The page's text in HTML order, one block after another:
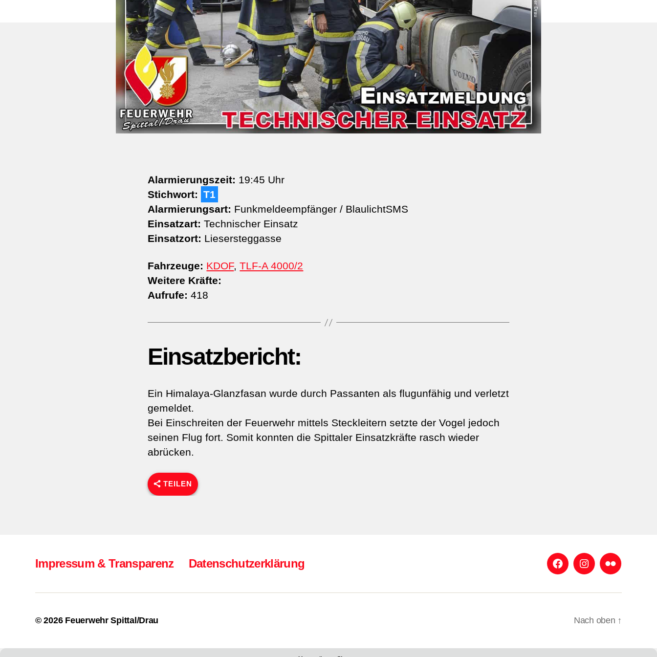
Alarmierungszeit: 19:45 Uhr
Stichwort: T1
Alarmierungsart: Funkmeldeempfänger / BlaulichtSMS
Einsatzart: Technischer Einsatz
Einsatzort: Liesersteggasse
Fahrzeuge: KDOF,TLF-A 4000/2
Weitere Kräfte:
Aufrufe: 418
Einsatzbericht:
Ein Himalaya-Glanzfasan wurde durch Passanten als flugunfähig und verletzt
gemeldet.
Bei Einschreiten der Feuerwehr mittels Steckleitern setzte der Vogel jedoch
seinen Flug fort. Somit konnten die Spittaler Einsatzkräfte rasch wieder
abrücken.
TEILEN
Impressum & Transparenz Datenschutzerklärung FacebookInstagram
Flickr
© 2026 Feuerwehr Spittal/Drau Nach oben ↑